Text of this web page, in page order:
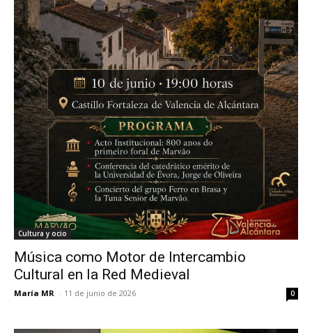
Cultura y ocio
Música como Motor de Intercambio
Cultural en la Red Medieval
María MR - 11 de junio de 2026 0